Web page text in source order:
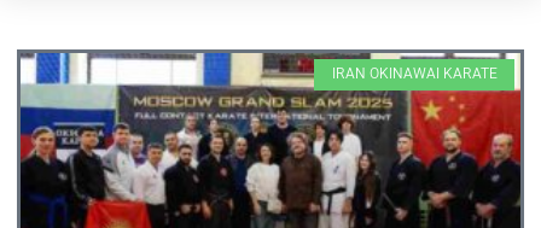
IRAN OKINAWAI KARATE